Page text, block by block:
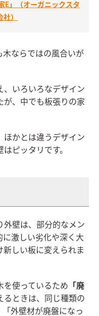
E」（オーガニックスタ
）
木ならではの風合いが
、いろいろなデザイン
が、中でも板張りの家
ほかとは違うデザイン
ピッタリです。
外壁は、部分的なメン
に激しい劣化や深く大
新しい板に変えられま
を使っているため 「廃
るときは、同じ種類の
外壁材が廃盤になっ